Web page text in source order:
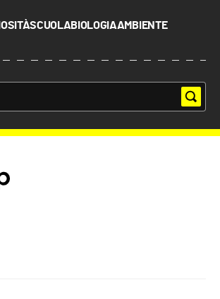
SCUOLABIOLOGIAAMBIENTE